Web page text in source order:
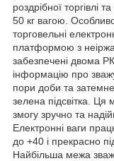
роздрібної торгівлі
50 кг вагою.
торговельні
платформою з
забезпечені двома
інформацію про
пори доби та
зелена підсвітка.
змогу зручно та
Електронні ваги
до +40 і прекрасно
Найбільша межа